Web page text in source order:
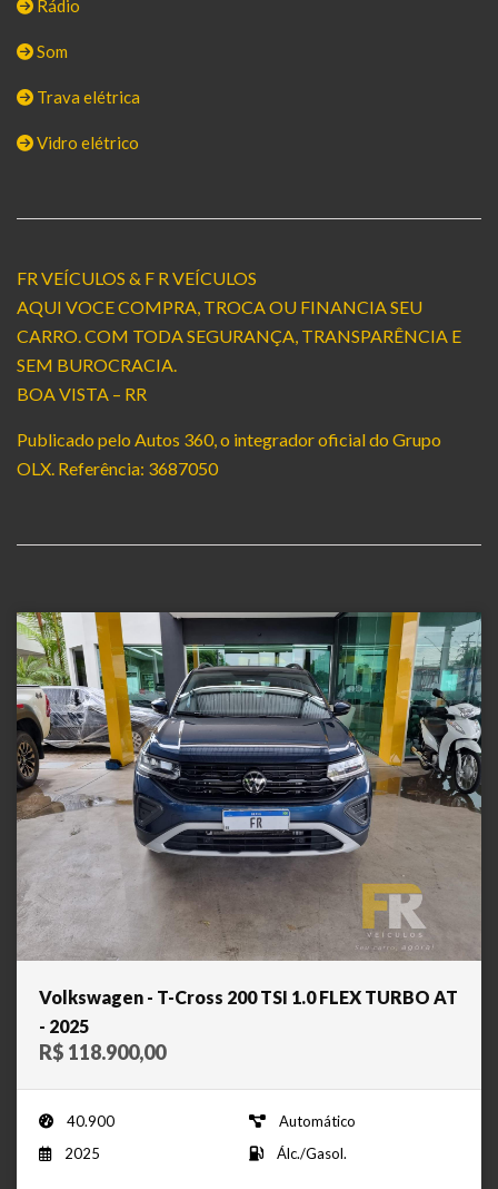
Rádio
Som
Trava elétrica
Vidro elétrico
FR VEÍCULOS & F R VEÍCULOS
AQUI VOCE COMPRA, TROCA OU FINANCIA SEU
CARRO. COM TODA SEGURANÇA, TRANSPARÊNCIA E
SEM BUROCRACIA.
BOA VISTA – RR
Publicado pelo Autos 360, o integrador oficial do Grupo
OLX. Referência: 3687050
Volkswagen - T-Cross 200 TSI 1.0 FLEX TURBO AT
- 2025
R$ 118.900,00
40.900
Automático
2025
Álc./Gasol.